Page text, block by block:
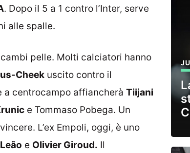
. Dopo il 5 a 1 contro l’Inter, serve
alle spalle.
pelle. Molti calciatori hanno
Cheek uscito contro il
a centrocampo affiancherà Tiijani
e Tommaso Pobega. Un
L’ex Empoli, oggi, è uno
e Olivier Giroud. Il